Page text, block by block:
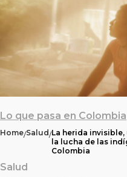
Lo que pasa en Colombia
Home/Salud/La herida
la lucha de las
Colombia
Salud